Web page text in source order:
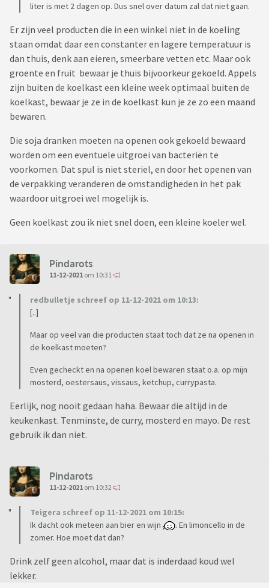
liter is met 2 dagen op. Dus snel over datum zal dat niet gaan.
Er zijn veel producten die in een winkel niet in de koeling
staan omdat daar een constanter en lagere temperatuur is
dan thuis, denk aan eieren, smeerbare vetten etc. Maar ook
groente en fruit bewaar je thuis bijvoorkeur gekoeld. Appels
zijn buiten de koelkast een kleine week optimaal buiten de
koelkast, bewaar je ze in de koelkast kun je ze zo een maand
bewaren.
Die soja dranken moeten na openen ook gekoeld bewaard
worden om een eventuele uitgroei van bacteriën te
voorkomen. Dat spul is niet steriel, en door het openen van
de verpakking veranderen de omstandigheden in het pak
waardoor uitgroei wel mogelijk is.
Geen koelkast zou ik niet snel doen, een kleine koeler wel.
Pindarots
11-12-2021 om 10:31
redbulletje schreef op 11-12-2021 om 10:13:
[..]
Maar op veel van die producten staat toch dat ze na openen in
de koelkast moeten?
Even gecheckt en na openen koel bewaren staat o.a. op mijn
mosterd, oestersaus, vissaus, ketchup, currypasta.
Eerlijk, nog nooit gedaan haha. Bewaar die altijd in de
keukenkast. Tenminste, de curry, mosterd en mayo. De rest
gebruik ik dan niet.
Pindarots
11-12-2021 om 10:32
Teigera schreef op 11-12-2021 om 10:15:
Ik dacht ook meteen aan bier en wijn
. En limoncello in de
zomer. Hoe moet dat dan?
Drink zelf geen alcohol, maar dat is inderdaad koud wel
lekker.